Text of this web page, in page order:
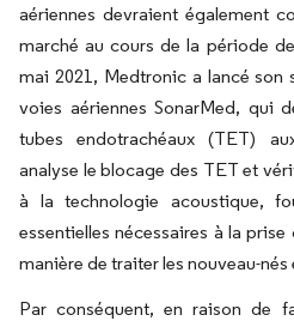
aériennes devraient également
marché au cours de la période
mai 2021, Medtronic a lancé son
voies aériennes SonarMed, qui
tubes endotrachéaux (TET)
analyse le blocage des TET et
à la technologie acoustique,
essentielles nécessaires à la
manière de traiter les nouveau-nés
Par conséquent, en raison de